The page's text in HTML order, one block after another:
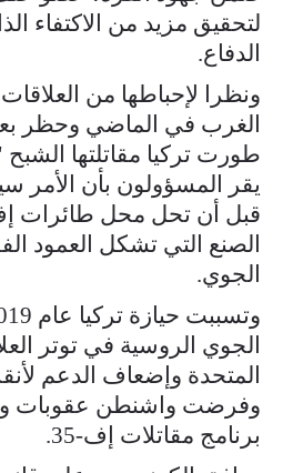
لتحقيق مزيد من الاكتفاء
الدفاع.
ونظرا لإحباطها من العلاقات
الغرب في الماضي وحظر
طورت تركيا مقاتلتها
يقر المسؤولون بأن
⁠الصنع التي تشكل العمود
الجوي.
الجوي الروسية في توتر
المتحدة وإضعاف الدعم
وفرضت واشنطن عقوبات
برنامج مقاتلات ⁠إف-35.